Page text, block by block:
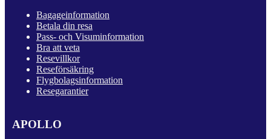
Bagageinformation
Betala din resa
Pass- och Visuminformation
Bra att veta
Resevillkor
Reseförsäkring
Flygbolagsinformation
Resegarantier
APOLLO